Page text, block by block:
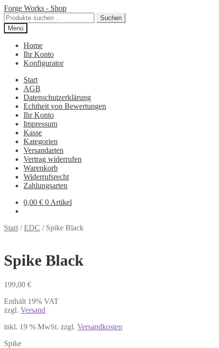
Zur
Navigation
springen
Zum
Inhalt
springen
Forge Works - Shop
Suchen
nach:
Suchen
Menü
Home
Ihr Konto
Konfigurator
Start
AGB
Datenschutzerklärung
Echtheit von Bewertungen
Ihr Konto
Impressum
Kasse
Kategorien
Versandarten
Vertrag widerrufen
Warenkorb
Widerrufsrecht
Zahlungsarten
0,00 € 0 Artikel
Start /EDC / Spike Black
Spike Black
199,00 €
Enthält 19% VAT
zzgl. Versand
inkl. 19 % MwSt. zzgl. Versandkosten
Spike